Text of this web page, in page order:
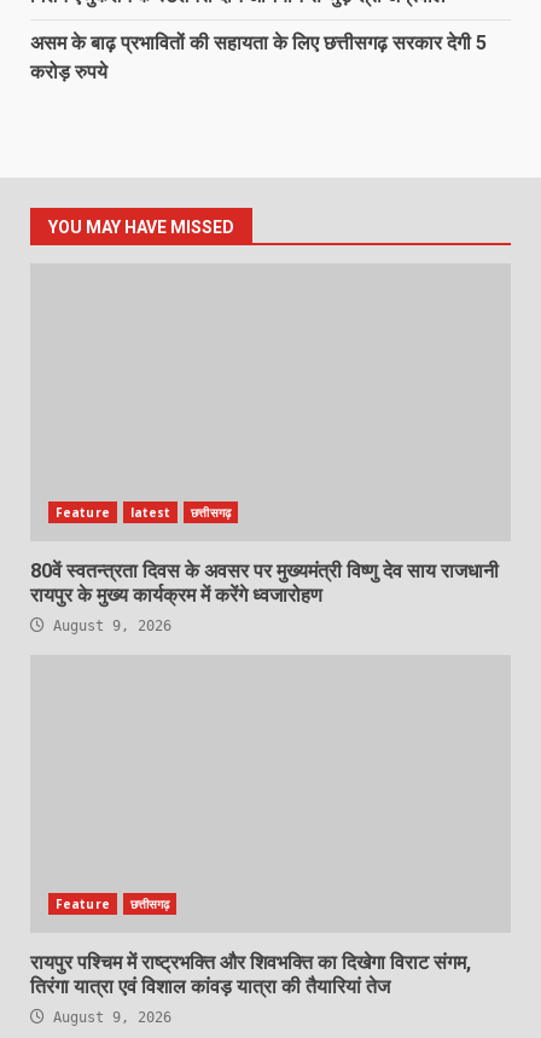
असम के बाढ़ प्रभावितों की सहायता के लिए छत्तीसगढ़ सरकार देगी 5
करोड़ रुपये
YOU MAY HAVE MISSED
Feature latest छत्तीसगढ़
80वें स्वतन्त्रता दिवस के अवसर पर मुख्यमंत्री विष्णु देव साय राजधानी
रायपुर के मुख्य कार्यक्रम में करेंगे ध्वजारोहण
August 9, 2026
Feature छत्तीसगढ़
रायपुर पश्चिम में राष्ट्रभक्ति और शिवभक्ति का दिखेगा विराट संगम,
तिरंगा यात्रा एवं विशाल कांवड़ यात्रा की तैयारियां तेज
August 9, 2026